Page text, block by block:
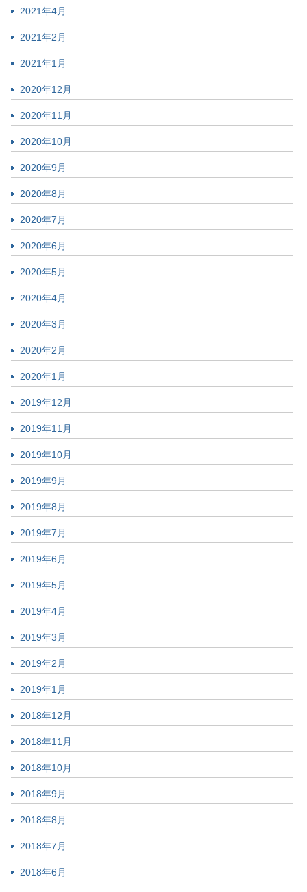
2021年4月
2021年2月
2021年1月
2020年12月
2020年11月
2020年10月
2020年9月
2020年8月
2020年7月
2020年6月
2020年5月
2020年4月
2020年3月
2020年2月
2020年1月
2019年12月
2019年11月
2019年10月
2019年9月
2019年8月
2019年7月
2019年6月
2019年5月
2019年4月
2019年3月
2019年2月
2019年1月
2018年12月
2018年11月
2018年10月
2018年9月
2018年8月
2018年7月
2018年6月